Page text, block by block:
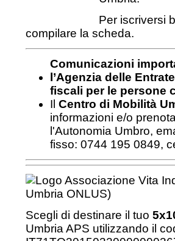
Per iscriversi
compilare la scheda.
Comunicazioni
l’Agenzia delle
fiscali per le persone
Il Centro di Mobilità
informazioni e/o
l'Autonomia Umbro,
fisso: 0744 195 0849,
Scegli di destinare il tuo
Umbria APS utilizzando il